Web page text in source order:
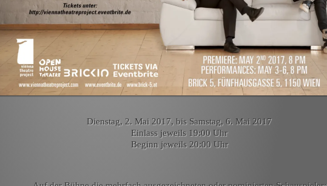
Dienstag, 2. Mai 2017, bis Samstag, 6. Mai 2017
Einlass jeweils 19:00 Uhr
Beginn jeweils 20:00 Uhr